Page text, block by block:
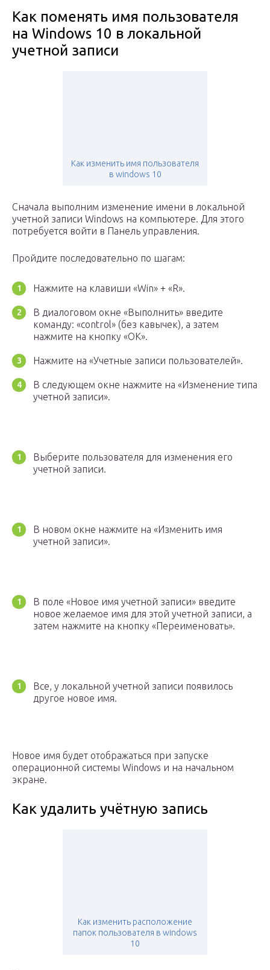
Как поменять имя пользователя
на Windows 10 в локальной
учетной записи
Как изменить имя пользователя
в windows 10
Сначала выполним изменение имени в локальной
учетной записи Windows на компьютере. Для этого
потребуется войти в Панель управления.
Пройдите последовательно по шагам:
Нажмите на клавиши «Win» + «R».
В диалоговом окне «Выполнить» введите
команду: «control» (без кавычек), а затем
нажмите на кнопку «ОК».
Нажмите на «Учетные записи пользователей».
В следующем окне нажмите на «Изменение типа
учетной записи».
Выберите пользователя для изменения его
учетной записи.
В новом окне нажмите на «Изменить имя
учетной записи».
В поле «Новое имя учетной записи» введите
новое желаемое имя для этой учетной записи, а
затем нажмите на кнопку «Переименовать».
Все, у локальной учетной записи появилось
другое новое имя.
Новое имя будет отображаться при запуске
операционной системы Windows и на начальном
экране.
Как удалить учётную запись
Как изменить расположение
папок пользователя в windows
10